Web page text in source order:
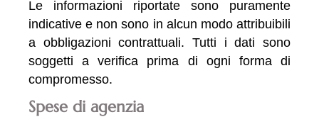
Le informazioni riportate sono puramente
indicative e non sono in alcun modo attribuibili
a obbligazioni contrattuali. Tutti i dati sono
soggetti a verifica prima di ogni forma di
compromesso.
Spese di agenzia